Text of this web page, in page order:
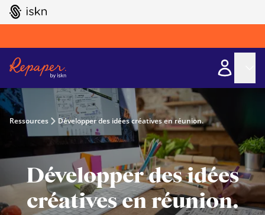
GO TO ISKN HOME
Ressources Développer des idées créatives en réunion.
Développer des idées
créatives en réunion.